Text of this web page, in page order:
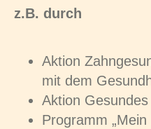
z.B. durch
Aktion
mit dem
Aktion
Programm